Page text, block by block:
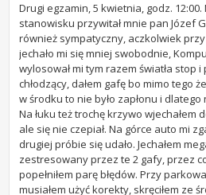
Drugi egzamin, 5 kwietnia, godz. 12:00.
stanowisku przywitał mnie pan Józef
również sympatyczny, aczkolwiek
jechało mi się mniej swobodnie,
wylosował mi tym razem światła stop i
chłodzący, dałem gafę bo mimo tego
w środku to nie było zapłonu i dlatego
Na łuku też trochę krzywo wjechałem
ale się nie czepiał. Na górce auto mi
drugiej próbie się udało. Jechałem
zestresowany przez te 2 gafy, przez
popełniłem parę błędów. Przy
musiałem użyć korekty, skręciłem ze